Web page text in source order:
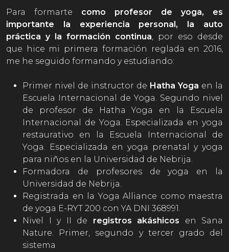
Para formarte como profesor de yoga, es
importante la experiencia personal, la auto
práctica y la formación continua, por eso desde
que hice mi primera formación reglada en 2016,
me he seguido formando y estudiando:
Primer nivel de instructor de Hatha Yoga en la
Escuela Internacional de Yoga. Segundo nivel
de profesor de Hatha Yoga en la Escuela
Internacional de Yoga. Especializada en yoga
restaurativo en la Escuela Internacional de
Yoga. Especializada en yoga prenatal y yoga
para niños en la Universidad de Nebrija.
Formadora de profesores de yoga en la
Universidad de Nebrija.
Registrada en la Yoga Alliance como maestra
de yoga E-RYT 200 con YA DNI 368991.
Nivel I y II de registros akáshicos en Sana
Nature. Primer, segundo y tercer grado del
sistema